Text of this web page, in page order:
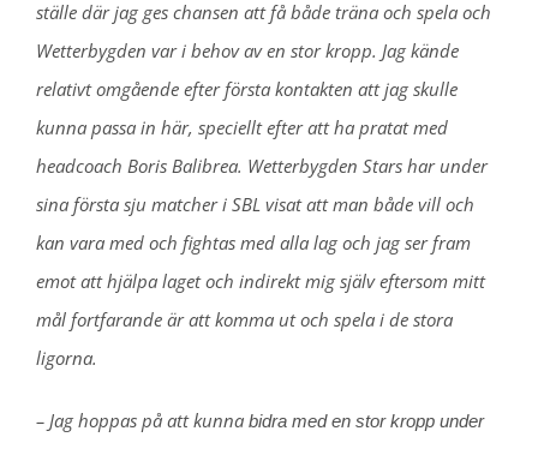
ställe där jag ges chansen att få både träna och spela och
Wetterbygden var i behov av en stor kropp. Jag kände
relativt omgående efter första kontakten att jag skulle
kunna passa in här, speciellt efter att ha pratat med
headcoach Boris Balibrea. Wetterbygden Stars har under
sina första sju matcher i SBL visat att man både vill och
kan vara med och fightas med alla lag och jag ser fram
emot att hjälpa laget och indirekt mig själv eftersom mitt
mål fortfarande är att komma ut och spela i de stora
ligorna.
– Jag hoppas på att kunna bidra med en stor kropp under